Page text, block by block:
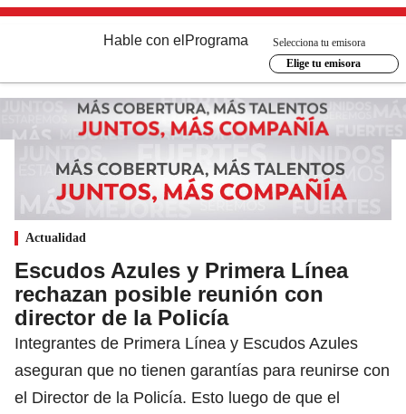
Hable con el Programa
Selecciona tu emisora
Elige tu emisora
Actualidad
Escudos Azules y Primera Línea
rechazan posible reunión con
director de la Policía
Integrantes de Primera Línea y Escudos Azules
aseguran que no tienen garantías para reunirse con
el Director de la Policía. Esto luego de que el